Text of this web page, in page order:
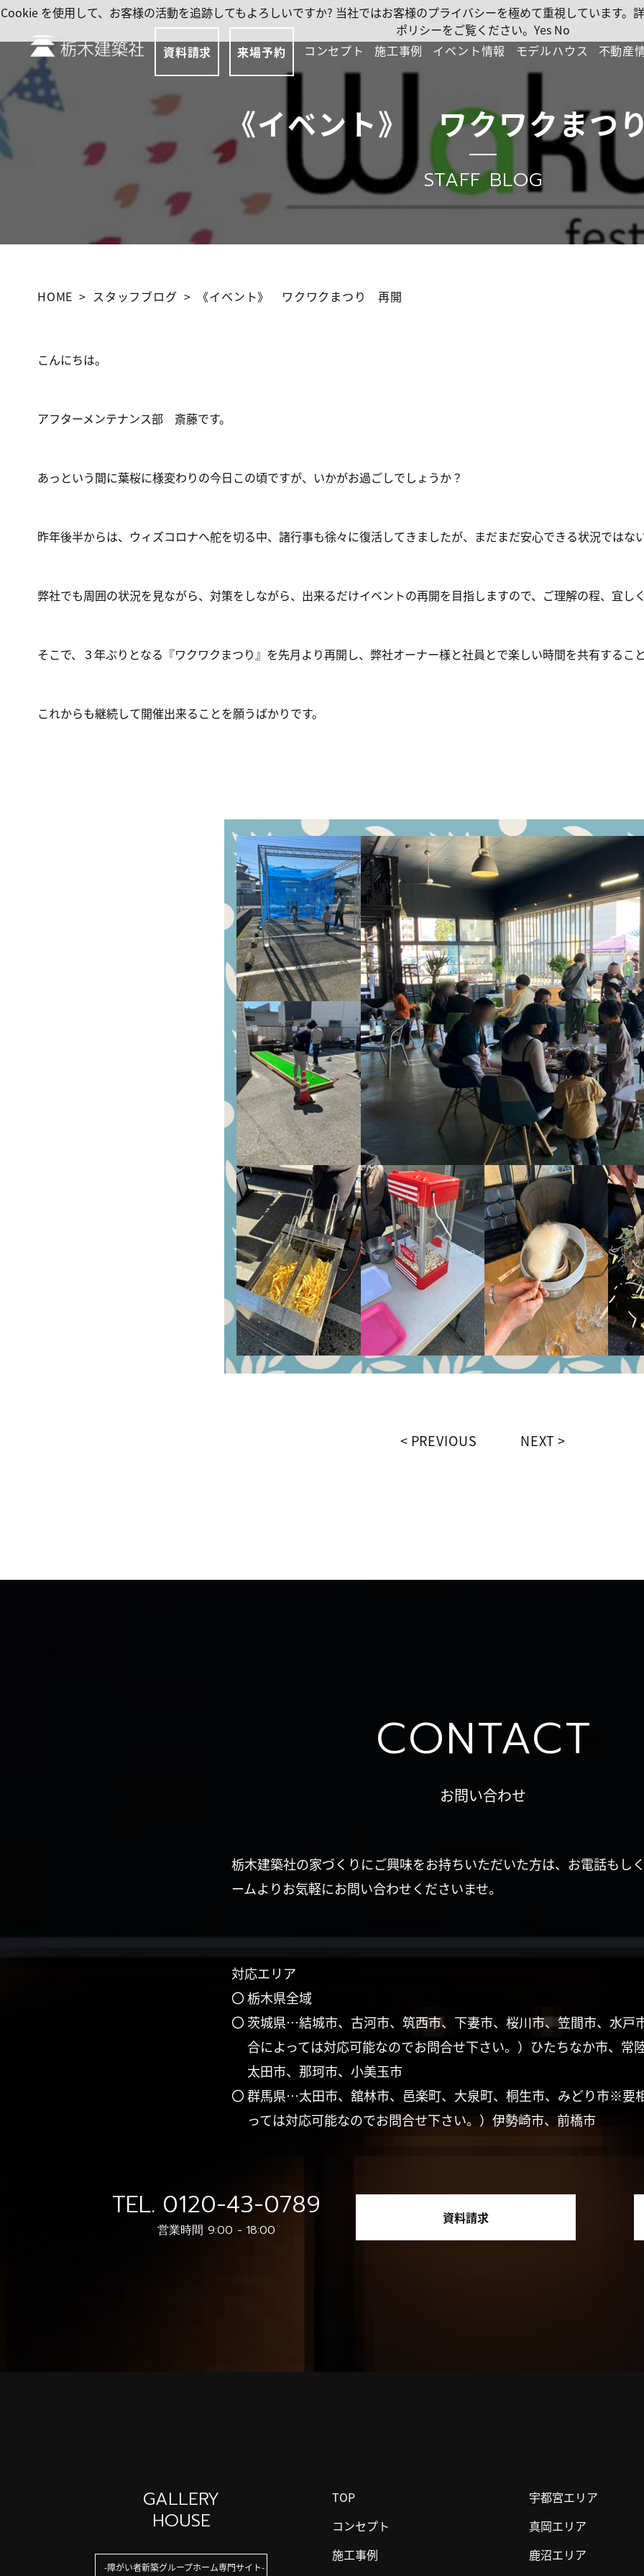
資料請求 来場予約 コンセプト 施工事例 イベント情報 モデルハウス 不動産
《イベント》 ワクワクまつ
STAFF BLOG
HOME スタッフブログ 《イベント》 ワクワクまつり 再開
こんにちは。
アフターメンテナンス部 斎藤です。
あっという間に葉桜に様変わりの今日この頃ですが、いかがお過ごしでしょうか？
昨年後半からは、ウィズコロナへ舵を切る中、諸行事も徐々に復活してきましたが、まだまだ安心できる状況ではない
弊社でも周囲の状況を見ながら、対策をしながら、出来るだけイベントの再開を目指しますので、ご理解の程、宜しく
そこで、３年ぶりとなる『ワクワクまつり』を先月より再開し、弊社オーナー様と社員とで楽しい時間を共有するこ
これからも継続して開催出来ることを願うばかりです。
PREVIOUS NEXT
CONTACT
お問い合わせ
栃木建築社の家づくりにご興味をお持ちいただいた方は、お電話もし
ームよりお気軽にお問い合わせくださいませ。
対応エリア
〇 栃木県全域
〇 茨城県…結城市、古河市、筑西市、下妻市、桜川市、笠間市、水
合によっては対応可能なのでお問合せ下さい。）ひたちなか市、常
太田市、那珂市、小美玉市
〇 群馬県…太田市、舘林市、邑楽町、大泉町、桐生市、みどり市※要
っては対応可能なのでお問合せ下さい。）伊勢崎市、前橋市
TEL. 0120-43-0789
営業時間 9:00 - 18:00
資料請求
GALLERY
HOUSE
障がい者新築グループホーム専門サイト
TOP
コンセプト
施工事例
宇都宮エリア
真岡エリア
鹿沼エリア
Cookie を使用して、お客様の活動を追跡してもよろしいですか? 当社ではお客様のプライバシーを極めて重視しています
ポリシーをご覧ください。 Yes No